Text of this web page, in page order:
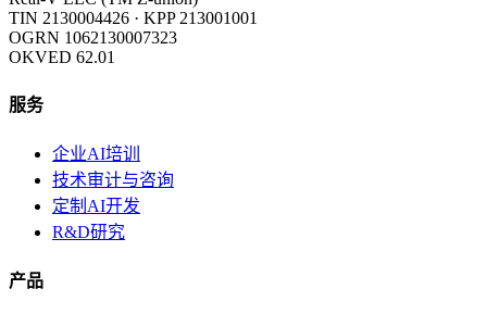
TIN 2130004426 · KPP 213001001
OGRN 1062130007323
OKVED 62.01
服务
企业AI培训
技术审计与咨询
定制AI开发
R&D研究
产品